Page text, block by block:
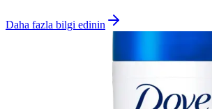
Daha fazla bilgi edinin